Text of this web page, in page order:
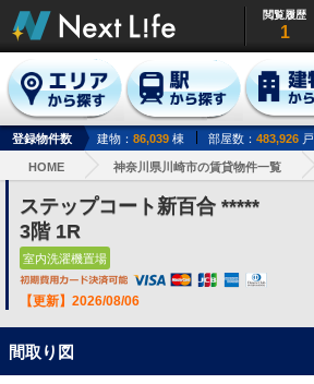
閲覧履歴
1
登録物件数 建物： 86,039 棟 部屋数： 483,926 戸
HOME 神奈川県川崎市の賃貸物件一覧
ステップコート新百合 *****
3階 1R
室内洗濯機置場
【更新】2026/08/06
間取り図